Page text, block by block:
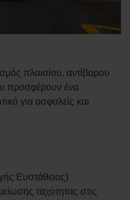
πλαισίου, αντίβαρου
προσφέρουν ένα
για ασφαλείς και
Ευστάθειας)
ταχύτητας στις